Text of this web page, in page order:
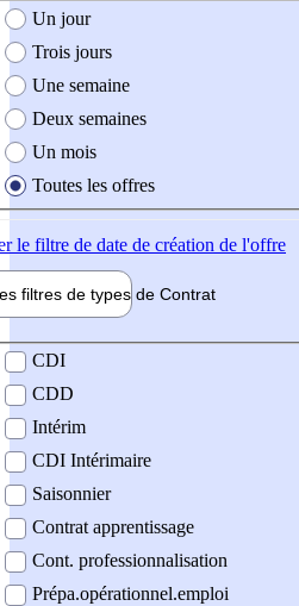
création de l'offre
Un jour
Trois jours
Une semaine
Deux semaines
Un mois
Toutes les offres
le filtre de date de création de l'offre
filtres de types de Contrat
contrat
CDI
CDD
Intérim
CDI Intérimaire
Saisonnier
Contrat apprentissage
Cont. professionnalisation
Prépa.opérationnel.emploi